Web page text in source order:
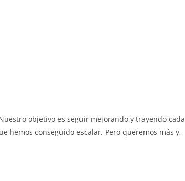
objetivo es seguir mejorando y trayendo cada
hemos conseguido escalar. Pero queremos más y,